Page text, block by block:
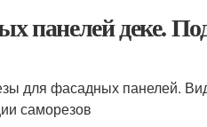
панелей деке.